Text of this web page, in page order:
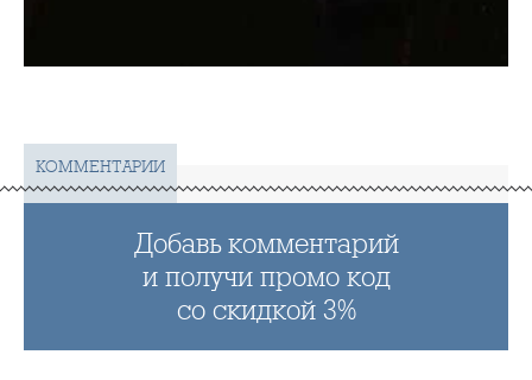
КОММЕНТАРИИ
Добавь комментарий
и получи промо код
со скидкой 3%